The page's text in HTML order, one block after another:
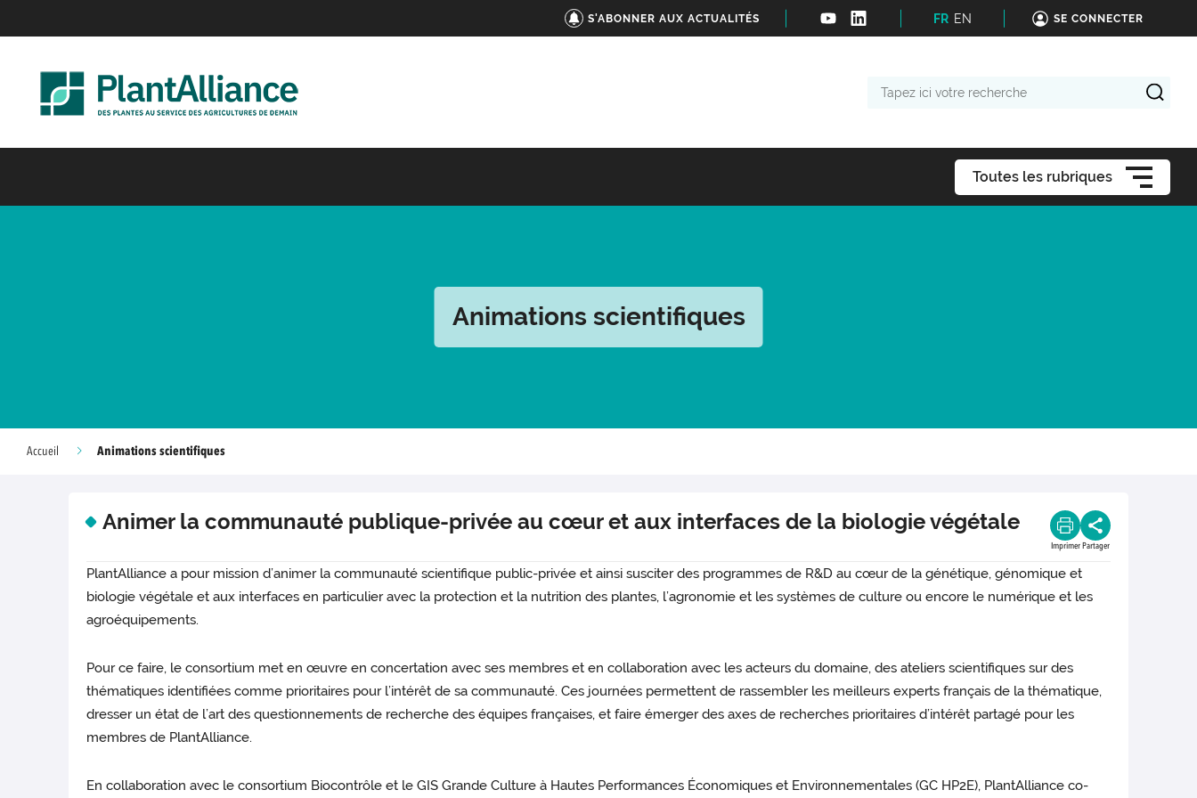
S'ABONNER AUX ACTUALITÉS FR EN SE CONNECTER
Toutes les rubriques
Animations scientifiques
Accueil Animations scientifiques
Animer la communauté publique-privée au cœur et aux interfaces de la biologie végétale
Imprimer Partager
PlantAlliance a pour mission d’animer la communauté scientifique public-privée et ainsi susciter des programmes de R&D au cœur de la génétique, génomique et
biologie végétale et aux interfaces en particulier avec la protection et la nutrition des plantes, l’agronomie et les systèmes de culture ou encore le numérique et les
agroéquipements.
Pour ce faire, le consortium met en œuvre en concertation avec ses membres et en collaboration avec les acteurs du domaine, des ateliers scientifiques sur des
thématiques identifiées comme prioritaires pour l’intérêt de sa communauté. Ces journées permettent de rassembler les meilleurs experts français de la thématique,
dresser un état de l’art des questionnements de recherche des équipes françaises, et faire émerger des axes de recherches prioritaires d’intérêt partagé pour les
membres de PlantAlliance.
En collaboration avec le consortium Biocontrôle et le GIS Grande Culture à Hautes Performances Économiques et Environnementales (GC HP2E), PlantAlliance co-